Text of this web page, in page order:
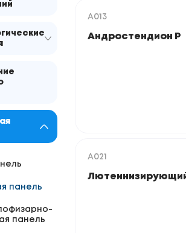
панель
панель
A013
Андростендион Р
A021